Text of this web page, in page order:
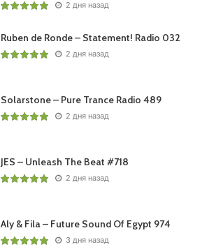
2 дня назад
Ruben de Ronde – Statement! Radio 032
2 дня назад
Solarstone – Pure Trance Radio 489
2 дня назад
JES – Unleash The Beat #718
2 дня назад
Aly & Fila – Future Sound Of Egypt 974
3 дня назад